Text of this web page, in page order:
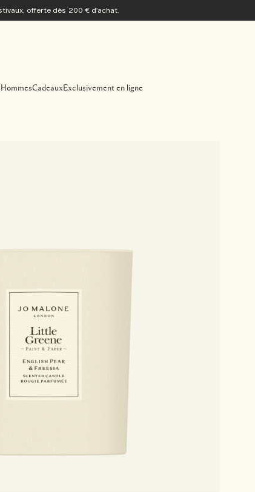
offerte dès 200 € d'achat.
HommesCadeaux Exclusivement en ligne